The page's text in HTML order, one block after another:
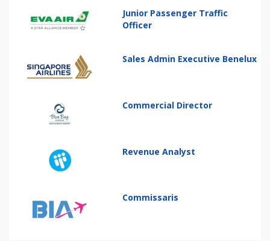
Junior Passenger Traffic
Officer
Sales Admin Executive Benelux
Commercial Director
Revenue Analyst
Commissaris